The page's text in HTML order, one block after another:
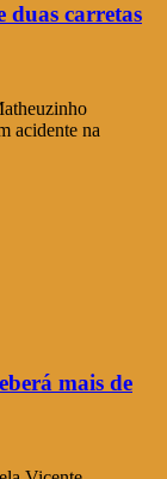
duas carretas
acidente na
mais de